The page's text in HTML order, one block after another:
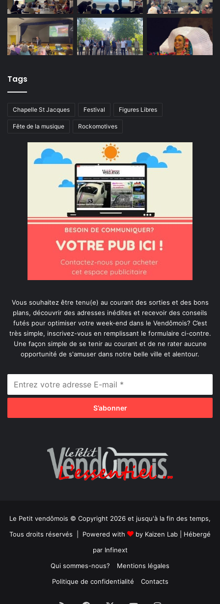
Tags
Chapelle St Jacques Festival Figures Libres
Fête de la musique Rockomotives
Vous souhaitez être tenu(e) au courant des sorties et des bons
plans, découvrir des adresses inédites et recevoir des conseils
futés pour optimiser votre week-end dans le Vendômois? C’est
très simple, inscrivez-vous en remplissant le formulaire ci-contre.
Une façon simple de se tenir au courant et de ne rater aucune
opportunité de s'amuser dans notre belle ville et alentour.
Le Petit vendômois © Copyright 2026 et jusqu'à la fin des temps,
Tous droits réservés | Powered with
by Kaizen Lab | Hébergé
par Infinext
Qui sommes-nous?
Mentions légales
Politique de confidentialité
Contacts